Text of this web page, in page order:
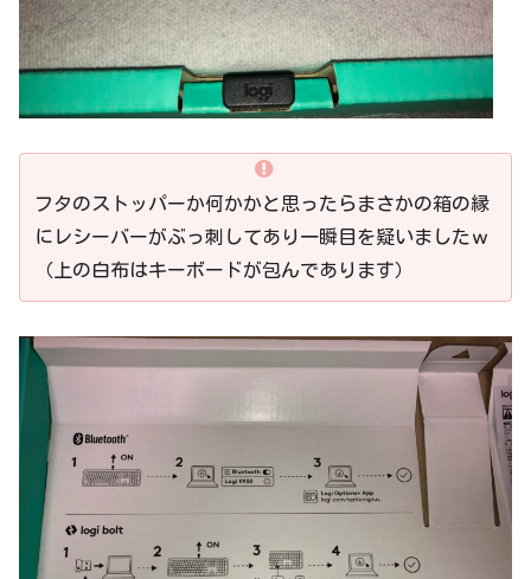
フタのストッパーか何かかと思ったらまさかの箱の縁
にレシーバーがぶっ刺してあり一瞬目を疑いましたｗ
（上の白布はキーボードが包んであります）